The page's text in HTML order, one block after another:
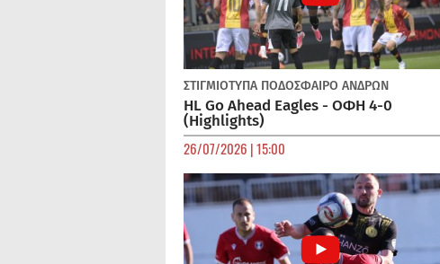
ΣΤΙΓΜΙΟΤΥΠΑ ΠΟΔΌΣΦΑΙΡΟ ΑΝΔΡΏΝ
HL Go Ahead Eagles - ΟΦΗ 4-0
(Highlights)
26/07/2026 | 15:00